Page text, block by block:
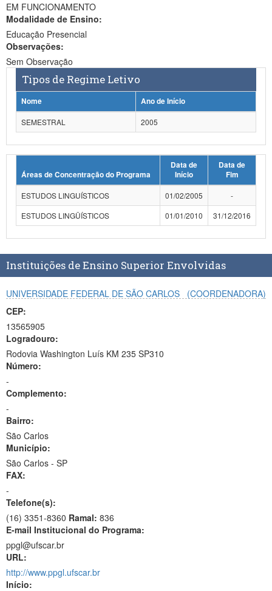
Ministério do Turismo
Ministério do Desenvolvimento Regional
Controladoria-Geral da União
Ministério da Mulher, da Família e dos Direitos Humanos
Banco Central do Brasil
Planalto
EM FUNCIONAMENTO
Modalidade de Ensino:
Educação Presencial
Observações:
Sem Observação
Tipos de Regime Letivo
Nome
Ano de Início
SEMESTRAL
2005
Áreas de Concentração do Programa
Data de
Início
Data de
Fim
ESTUDOS LINGUÍSTICOS
01/02/2005
-
ESTUDOS LINGÜÍSTICOS
01/01/2010 31/12/2016
Instituições de Ensino Superior Envolvidas
UNIVERSIDADE FEDERAL DE SÃO CARLOS
(COORDENADORA)
CEP:
13565905
Logradouro:
Rodovia Washington Luís KM 235 SP310
Número:
-
Complemento:
-
Bairro:
São Carlos
Município:
São Carlos - SP
FAX:
-
Telefone(s):
(16) 3351-8360 Ramal: 836
E-mail Institucional do Programa:
ppgl@ufscar.br
URL:
http://www.ppgl.ufscar.br
Início: